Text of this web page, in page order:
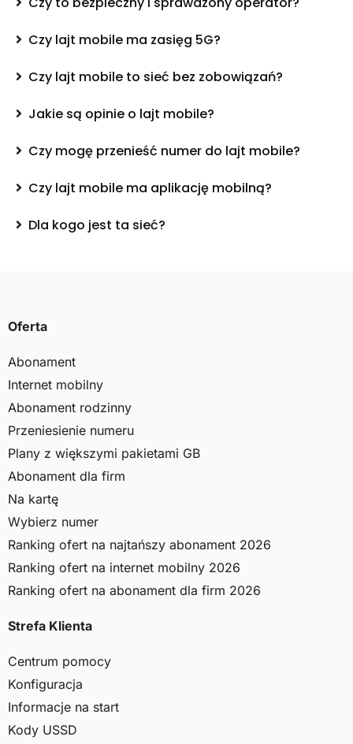
Czy lajt mobile ma zasięg 5G?
Czy lajt mobile to sieć bez zobowiązań?
Jakie są opinie o lajt mobile?
Czy mogę przenieść numer do lajt mobile?
Czy lajt mobile ma aplikację mobilną?
Dla kogo jest ta sieć?
Oferta
Abonament
Internet mobilny
Abonament rodzinny
Przeniesienie numeru
Plany z większymi pakietami GB
Abonament dla firm
Na kartę
Wybierz numer
Ranking ofert na najtańszy abonament 2026
Ranking ofert na internet mobilny 2026
Ranking ofert na abonament dla firm 2026
Strefa Klienta
Centrum pomocy
Konfiguracja
Informacje na start
Kody USSD